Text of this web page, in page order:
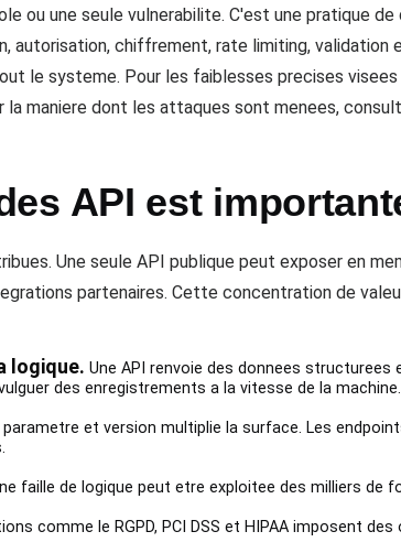
ou une seule vulnerabilite. C'est une pratique
autorisation, chiffrement, rate limiting,
le systeme. Pour les faiblesses precises
la maniere dont les attaques sont menees,
API est
Une seule API publique peut exposer en
partenaires. Cette concentration de
logique. Une API renvoie des donnees
des enregistrements a la vitesse de la machine.
parametre et version multiplie la surface. Les
faille de logique peut etre exploitee des milliers de
comme le RGPD, PCI DSS et HIPAA imposent